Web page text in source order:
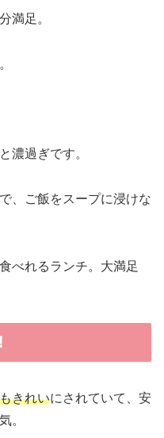
満足。
濃過ぎです。
、ご飯をスープに浸けな
べれるランチ。大満足
きれいにされていて、安
。